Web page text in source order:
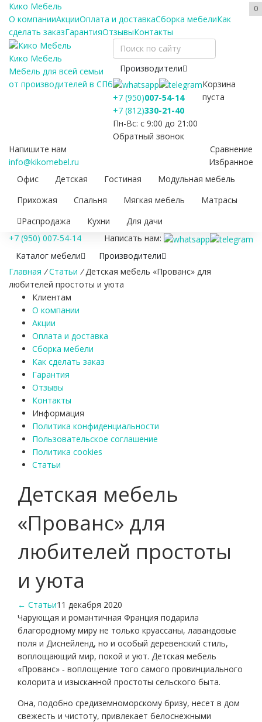
Кико Мебель 0
О компанииАкцииОплата и доставкаСборка мебелиКак
сделать заказГарантияОтзывыКонтакты
Кико Мебель
Мебель для всей семьи
от производителей в СПб
Производители
+7 (950)007-54-14
+7 (812)330-21-40
Пн-Вс: с 9:00 до 21:00
Обратный звонок
Напишите нам
info@kikomebel.ru
Сравнение
Избранное
Корзина
пуста
Офис Детская Гостиная
Модульная мебель
Прихожая
Спальня Мягкая мебель
Матрасы
Распродажа
Кухни
Для дачи
+7 (950) 007-54-14
Написать нам:
Каталог мебели
Производители
Главная / Статьи / Детская мебель «Прованс» для
любителей простоты и уюта
Клиентам
О компании
Акции
Оплата и доставка
Сборка мебели
Как сделать заказ
Гарантия
Отзывы
Контакты
Информация
Политика конфиденциальности
Пользовательское соглашение
Политика cookies
Статьи
Детская мебель
«Прованс» для
любителей простоты
и уюта
← Статьи11 декабря 2020
Чарующая и романтичная Франция подарила
благородному миру не только круассаны, лавандовые
поля и Диснейленд, но и особый деревенский стиль,
воплощающий мир, покой и уют. Детская мебель
«Прованс» ‑ воплощение того самого провинциального
колорита и изысканной простоты сельского быта.
Она, подобно средиземноморскому бризу, несет в дом
свежесть и чистоту, привлекает белоснежными